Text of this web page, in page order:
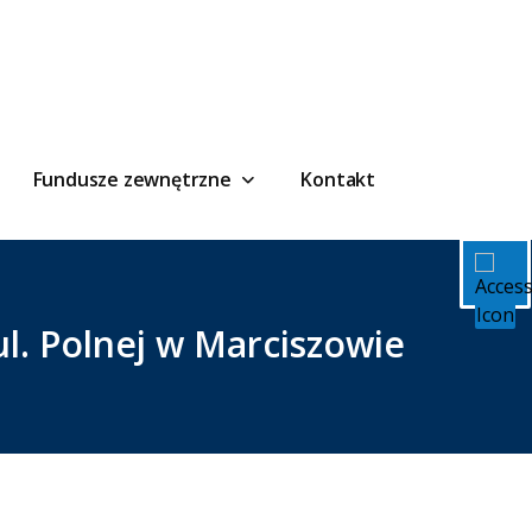
Fundusze zewnętrzne Kontakt
Polnej w Marciszowie